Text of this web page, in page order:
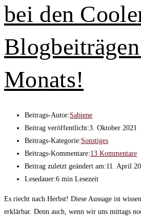
bei den
Monats!
Beitrags-Autor:Sabiene
Beitrag veröffentlicht:3. Oktober 2021
Beitrags-Kategorie:Sonstiges
Beitrags-Kommentare:13 Kommentare
Beitrag zuletzt geändert am:11. April
Lesedauer:6 min Lesezeit
Es riecht nach Herbst! Diese Aussage ist
erklärbar. Denn auch, wenn wir uns mittags